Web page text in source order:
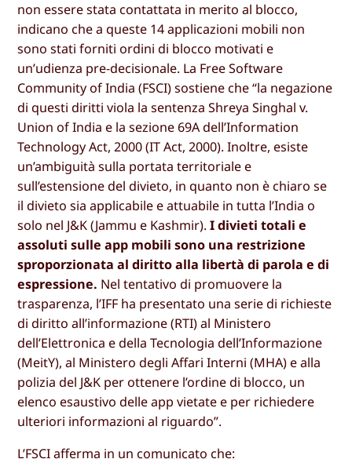
non essere stata contattata in merito al blocco,
indicano che a queste 14 applicazioni mobili non
sono stati forniti ordini di blocco motivati e
un’udienza pre-decisionale. La Free Software
Community of India (FSCI) sostiene che “la negazione
di questi diritti viola la sentenza Shreya Singhal v.
Union of India e la sezione 69A dell’Information
Technology Act, 2000 (IT Act, 2000). Inoltre, esiste
un’ambiguità sulla portata territoriale e
sull’estensione del divieto, in quanto non è chiaro se
il divieto sia applicabile e attuabile in tutta l’India o
solo nel J&K (Jammu e Kashmir).I divieti totali e
assoluti sulle app mobili sono una restrizione
sproporzionata al diritto alla libertà di parola e di
espressione. Nel tentativo di promuovere la
trasparenza, l’IFF ha presentato una serie di richieste
di diritto all’informazione (RTI) al Ministero
dell’Elettronica e della Tecnologia dell’Informazione
(MeitY), al Ministero degli Affari Interni (MHA) e alla
polizia del J&K per ottenere l’ordine di blocco, un
elenco esaustivo delle app vietate e per richiedere
ulteriori informazioni al riguardo”.
L’FSCI afferma in un comunicato che: